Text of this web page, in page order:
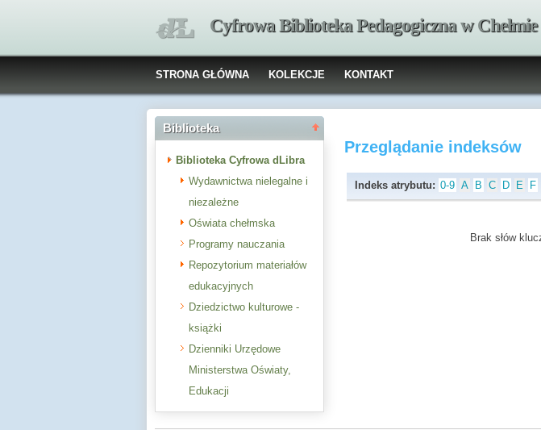
Cyfrowa Biblioteka Pedagogiczna w Chełmie
STRONA GŁÓWNA KOLEKCJE KONTAKT
Biblioteka
Biblioteka Cyfrowa dLibra
Wydawnictwa nielegalne i
niezależne
Oświata chełmska
Programy nauczania
Repozytorium materiałów
edukacyjnych
Dziedzictwo kulturowe -
książki
Dzienniki Urzędowe
Ministerstwa Oświaty,
Edukacji
Przeglądanie indeksów
Indeks atrybutu: 0-9 A B C D E F
Brak słów